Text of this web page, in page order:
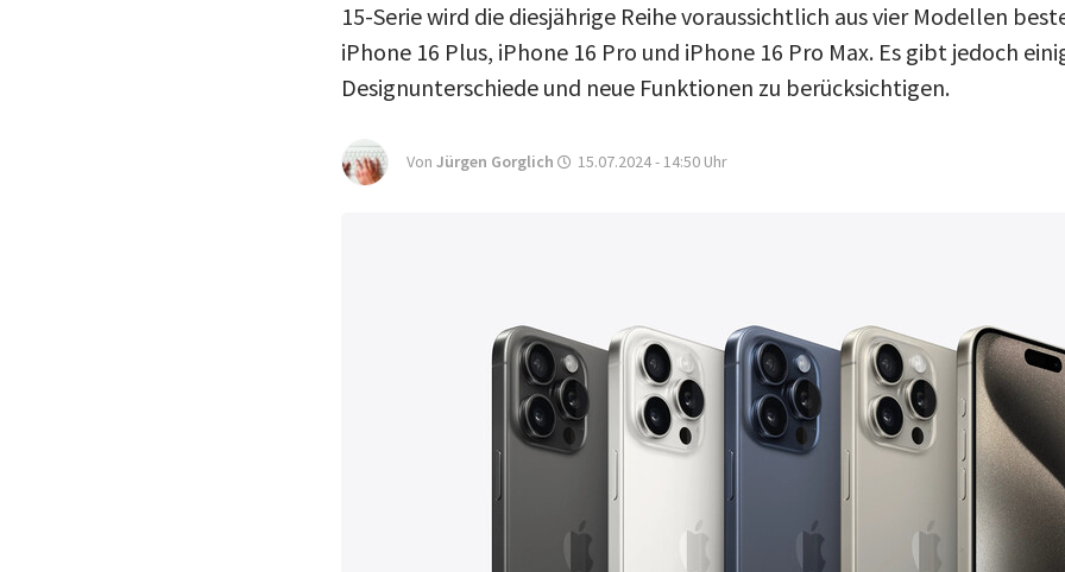
15-Serie wird die diesjährige Reihe voraussichtlich aus vier Modellen
iPhone 16 Plus, iPhone 16 Pro und iPhone 16 Pro Max. Es gibt jedoch
Designunterschiede und neue Funktionen zu berücksichtigen.
Von Jürgen Gorglich 15.07.2024 - 14:50 Uhr